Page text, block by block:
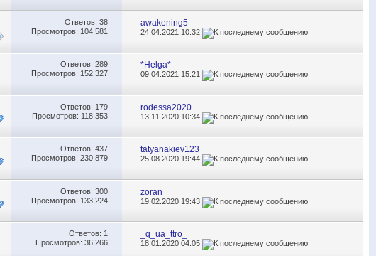
Ответов: 38
Просмотров: 104,581
awakening5
24.04.2021 10:32
Ответов: 289
Просмотров: 152,327
*Helga*
09.04.2021 15:21
Ответов: 179
Просмотров: 118,353
rodessa2020
13.11.2020 10:34
Ответов: 437
Просмотров: 230,879
tatyanakiev123
25.08.2020 19:44
Ответов: 300
Просмотров: 133,224
zoran
19.02.2020 19:43
Ответов: 1
Просмотров: 36,266
_q_ua_ttro_
18.01.202004:05